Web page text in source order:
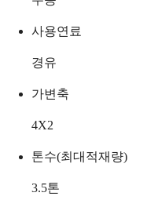
사용연료
경유
가변축
4X2
톤수(최대적재량)
3.5톤